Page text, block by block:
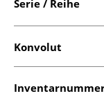
Serie / Reihe
Konvolut